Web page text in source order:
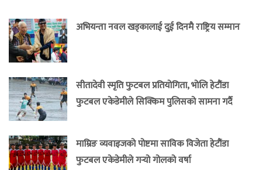
अभियन्ता नवल खड्कालाई दुई दिनमै राष्ट्रिय सम्मान
सीतादेवी स्मृति फुटबल प्रतियोगिता, भोलि हेटौंडा
फुटबल एकेडेमीले सिक्किम पुलिसको सामना गर्दै
माम्रिङ व्यवाइजको पोष्टमा साविक विजेता हेटौंडा
फुटबल एकेडेमीले गर्‍यो गोलको वर्षा